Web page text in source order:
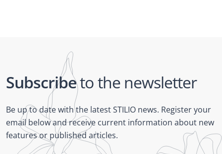
Subscribeto the newsletter
Be up to date with the latest STILIO news. Register your
email below and receive current information about new
features or published articles.